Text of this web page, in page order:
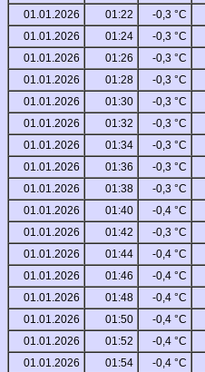
01.01.2026
01:22 -0,3 °C
01.01.2026
01:24 -0,3 °C
01.01.2026
01:26 -0,3 °C
01.01.2026
01:28 -0,3 °C
01.01.2026
01:30 -0,3 °C
01.01.2026
01:32 -0,3 °C
01.01.2026
01:34 -0,3 °C
01.01.2026
01:36 -0,3 °C
01.01.2026
01:38 -0,3 °C
01.01.2026
01:40 -0,4 °C
01.01.2026
01:42 -0,3 °C
01.01.2026
01:44 -0,4 °C
01.01.2026
01:46 -0,4 °C
01.01.2026
01:48 -0,4 °C
01.01.2026
01:50 -0,4 °C
01.01.2026
01:52 -0,4 °C
01.01.2026
01:54 -0,4 °C